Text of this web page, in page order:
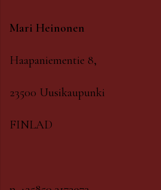
Mari Heinonen
Haapaniementie 8,
23500 Uusikaupunki
FINLAD